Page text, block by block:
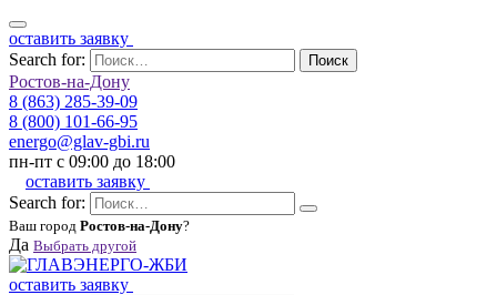
оставить заявку
Search for:
Поиск
Ростов-на-Дону
8 (863) 285-39-09
8 (800) 101-66-95
energo@glav-gbi.ru
пн-пт с 09:00 до 18:00
оставить заявку
Search for:
Ваш город Ростов-на-Дону?
Да Выбрать другой
оставить заявку